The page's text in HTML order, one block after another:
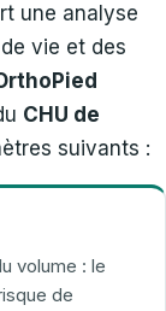
une analyse
vie et des
CHU de
suivants :
volume : le
de